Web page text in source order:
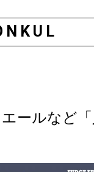
ールなど